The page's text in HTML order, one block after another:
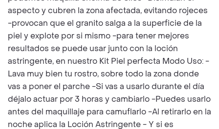
aspecto y cubren la zona afectada, evitando rojeces
-provocan que el granito salga a la superficie de la
piel y explote por si mismo -para tener mejores
resultados se puede usar junto con la loción
astringente, en nuestro Kit Piel perfecta Modo Uso: -
Lava muy bien tu rostro, sobre todo la zona donde
vas a poner el parche -Si vas a usarlo durante el día
déjalo actuar por 3 horas y cambiarlo -Puedes usarlo
antes del maquillaje para camuflarlo -Al retirarlo en la
noche aplica la Loción Astringente - Y si es